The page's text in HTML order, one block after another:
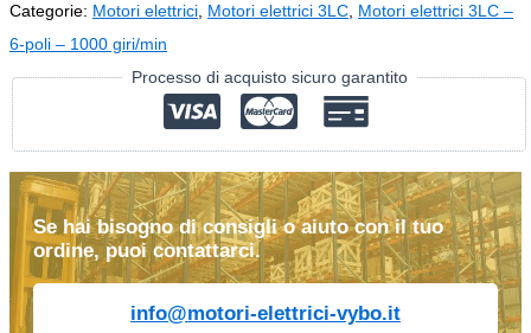
Categorie: Motori elettrici Motori elettrici 3LC Motori elettrici 3LC –
6-poli – 1000 giri/min
Processo di acquisto sicuro garantito
Se hai bisogno di consigli o aiuto con il tuo
ordine, puoi contattarci.
info@motori-elettrici-vybo.it